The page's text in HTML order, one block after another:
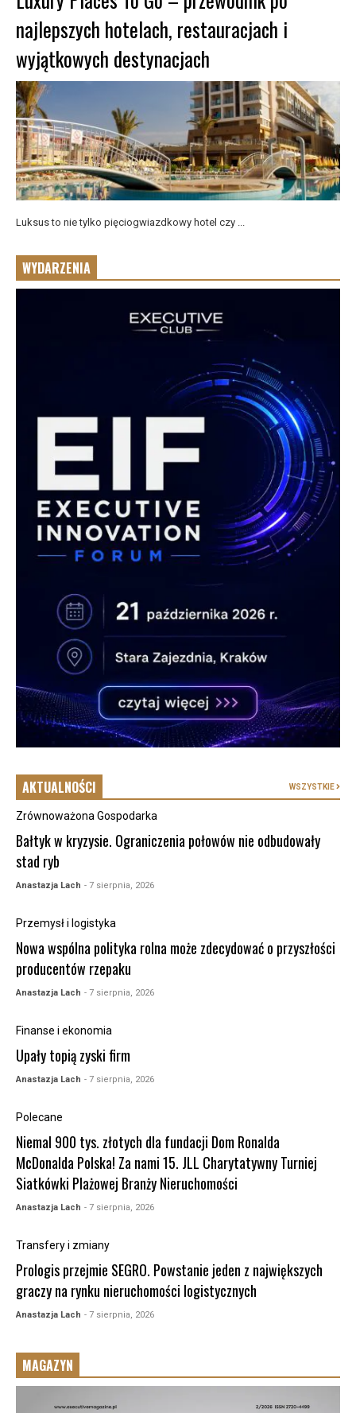
najlepszych hotelach, restauracjach i
wyjątkowych destynacjach
Luksus to nie tylko pięciogwiazdkowy hotel czy ...
WYDARZENIA
AKTUALNOŚCI WSZYSTKIE
Zrównoważona Gospodarka
Bałtyk w kryzysie. Ograniczenia połowów nie odbudowały
stad ryb
Anastazja Lach - 7 sierpnia, 2026
Przemysł i logistyka
Nowa wspólna polityka rolna może zdecydować o przyszłości
producentów rzepaku
Anastazja Lach - 7 sierpnia, 2026
Finanse i ekonomia
Upały topią zyski firm
Anastazja Lach - 7 sierpnia, 2026
Polecane
Niemal 900 tys. złotych dla fundacji Dom Ronalda
McDonalda Polska! Za nami 15. JLL Charytatywny Turniej
Siatkówki Plażowej Branży Nieruchomości
Anastazja Lach - 7 sierpnia, 2026
Transfery i zmiany
Prologis przejmie SEGRO. Powstanie jeden z największych
graczy na rynku nieruchomości logistycznych
Anastazja Lach - 7 sierpnia, 2026
MAGAZYN